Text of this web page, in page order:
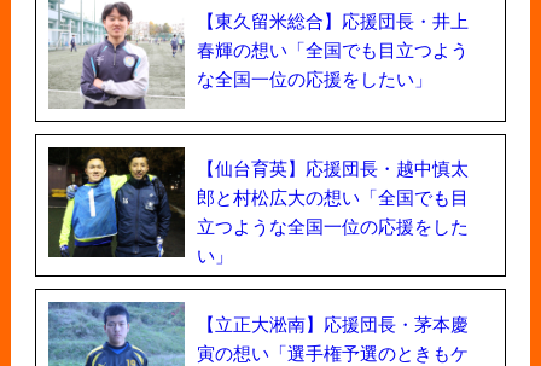
【東久留米総合】応援団長・井上
春輝の想い「全国でも目立つよう
な全国一位の応援をしたい」
【仙台育英】応援団長・越中慎太
郎と村松広大の想い「全国でも目
立つような全国一位の応援をした
い」
【立正大淞南】応援団長・茅本慶
寅の想い「選手権予選のときもケ